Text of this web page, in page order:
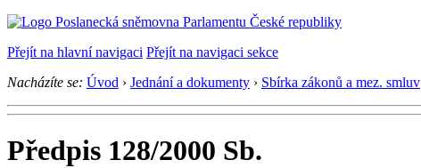
Přejít na hlavní navigaci Přejít na navigaci sekce
Nacházíte se: Úvod › Jednání a dokumenty › Sbírka zákonů a mez. smluv
Předpis 128/2000 Sb.